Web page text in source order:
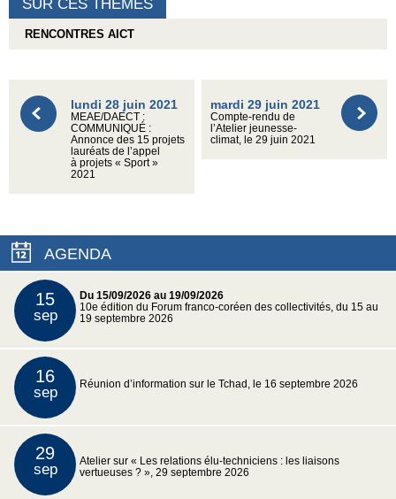
SUR CES THÈMES
RENCONTRES AICT
lundi 28 juin 2021
MEAE/DAECT :
COMMUNIQUÉ :
Annonce des 15 projets
lauréats de l’appel
à projets « Sport »
2021
mardi 29 juin 2021
Compte-rendu de
l’Atelier jeunesse-
climat, le 29 juin 2021
AGENDA
15
sep
Du 15/09/2026 au 19/09/2026
10e édition du Forum franco-coréen des collectivités, du 15 au
19 septembre 2026
16
sep Réunion d’information sur le Tchad, le 16 septembre 2026
29
sep
Atelier sur « Les relations élu-techniciens : les liaisons
vertueuses ? », 29 septembre 2026